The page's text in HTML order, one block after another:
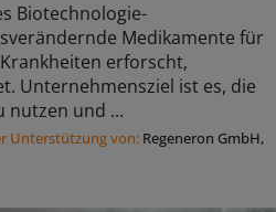
Biotechnologie-
Medikamente für
erforscht,
Unternehmensziel ist es, die
nutzen und ...
Unterstützung von: Regeneron GmbH,